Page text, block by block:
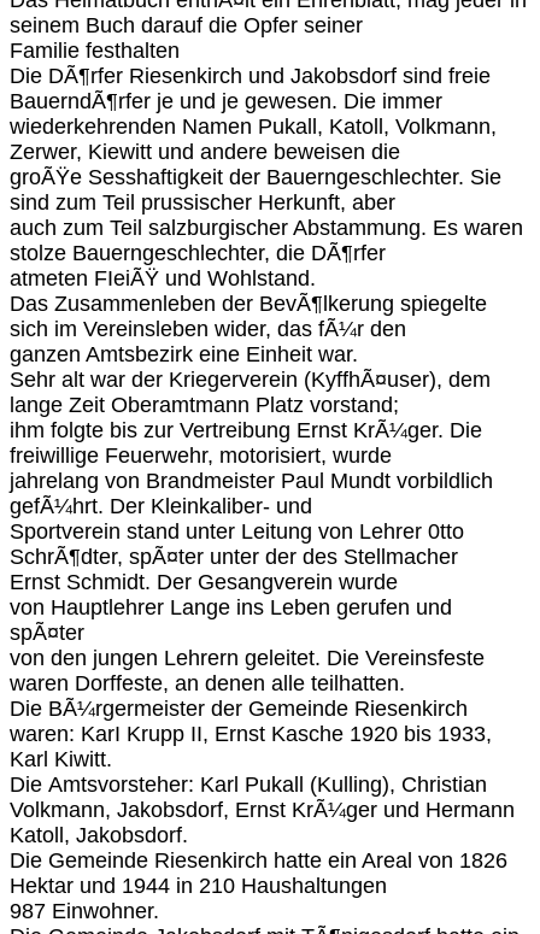
seinem Buch darauf die Opfer seiner
Familie festhalten
Die DÃ¶rfer Riesenkirch und Jakobsdorf sind freie
BauerndÃ¶rfer je und je gewesen. Die immer
wiederkehrenden Namen Pukall, Katoll, Volkmann,
Zerwer, Kiewitt und andere beweisen die
groÃŸe Sesshaftigkeit der Bauerngeschlechter. Sie
sind zum Teil prussischer Herkunft, aber
auch zum Teil salzburgischer Abstammung. Es waren
stolze Bauerngeschlechter, die DÃ¶rfer
atmeten FIeiÃŸ und Wohlstand.
Das Zusammenleben der BevÃ¶lkerung spiegelte
sich im Vereinsleben wider, das fÃ¼r den
ganzen Amtsbezirk eine Einheit war.
Sehr alt war der Kriegerverein (KyffhÃ¤user), dem
lange Zeit Oberamtmann Platz vorstand;
ihm folgte bis zur Vertreibung Ernst KrÃ¼ger. Die
freiwillige Feuerwehr, motorisiert, wurde
jahrelang von Brandmeister Paul Mundt vorbildlich
gefÃ¼hrt. Der Kleinkaliber- und
Sportverein stand unter Leitung von Lehrer 0tto
SchrÃ¶dter, spÃ¤ter unter der des Stellmacher
Ernst Schmidt. Der Gesangverein wurde
von Hauptlehrer Lange ins Leben gerufen und
spÃ¤ter
von den jungen Lehrern geleitet. Die Vereinsfeste
waren Dorffeste, an denen alle teilhatten.
Die BÃ¼rgermeister der Gemeinde Riesenkirch
waren: KarI Krupp II, Ernst Kasche 1920 bis 1933,
Karl Kiwitt.
Die Amtsvorsteher: Karl Pukall (Kulling), Christian
Volkmann, Jakobsdorf, Ernst KrÃ¼ger und Hermann
Katoll, Jakobsdorf.
Die Gemeinde Riesenkirch hatte ein Areal von 1826
Hektar und 1944 in 210 Haushaltungen
987 Einwohner.